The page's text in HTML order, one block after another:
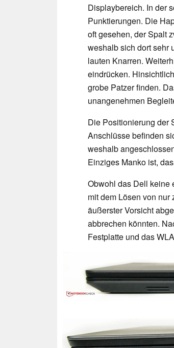
Displaybereich. In der
Punktierungen. Die
oft gesehen, der Spalt
weshalb sich dort sehr
lauten Knarren.
eindrücken.
grobe Patzer finden.
unangenehmen
Die Positionierung der
Anschlüsse befinden
weshalb
Einziges Manko ist,
Obwohl das Dell keine
mit dem Lösen von
äußerster Vorsicht
abbrechen könnten.
Festplatte und das